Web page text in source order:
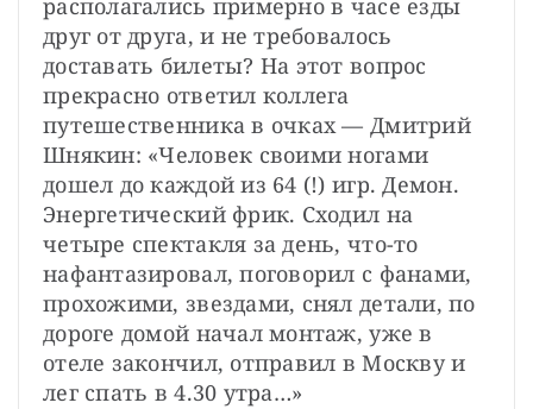
располагались примерно в часе езды
друг от друга, и не требовалось
доставать билеты? На этот вопрос
прекрасно ответил коллега
путешественника в очках — Дмитрий
Шнякин: «Человек своими ногами
дошел до каждой из 64 (!) игр. Демон.
Энергетический фрик. Сходил на
четыре спектакля за день, что-то
нафантазировал, поговорил с фанами,
прохожими, звездами, снял детали, по
дороге домой начал монтаж, уже в
отеле закончил, отправил в Москву и
лег спать в 4.30 утра…»